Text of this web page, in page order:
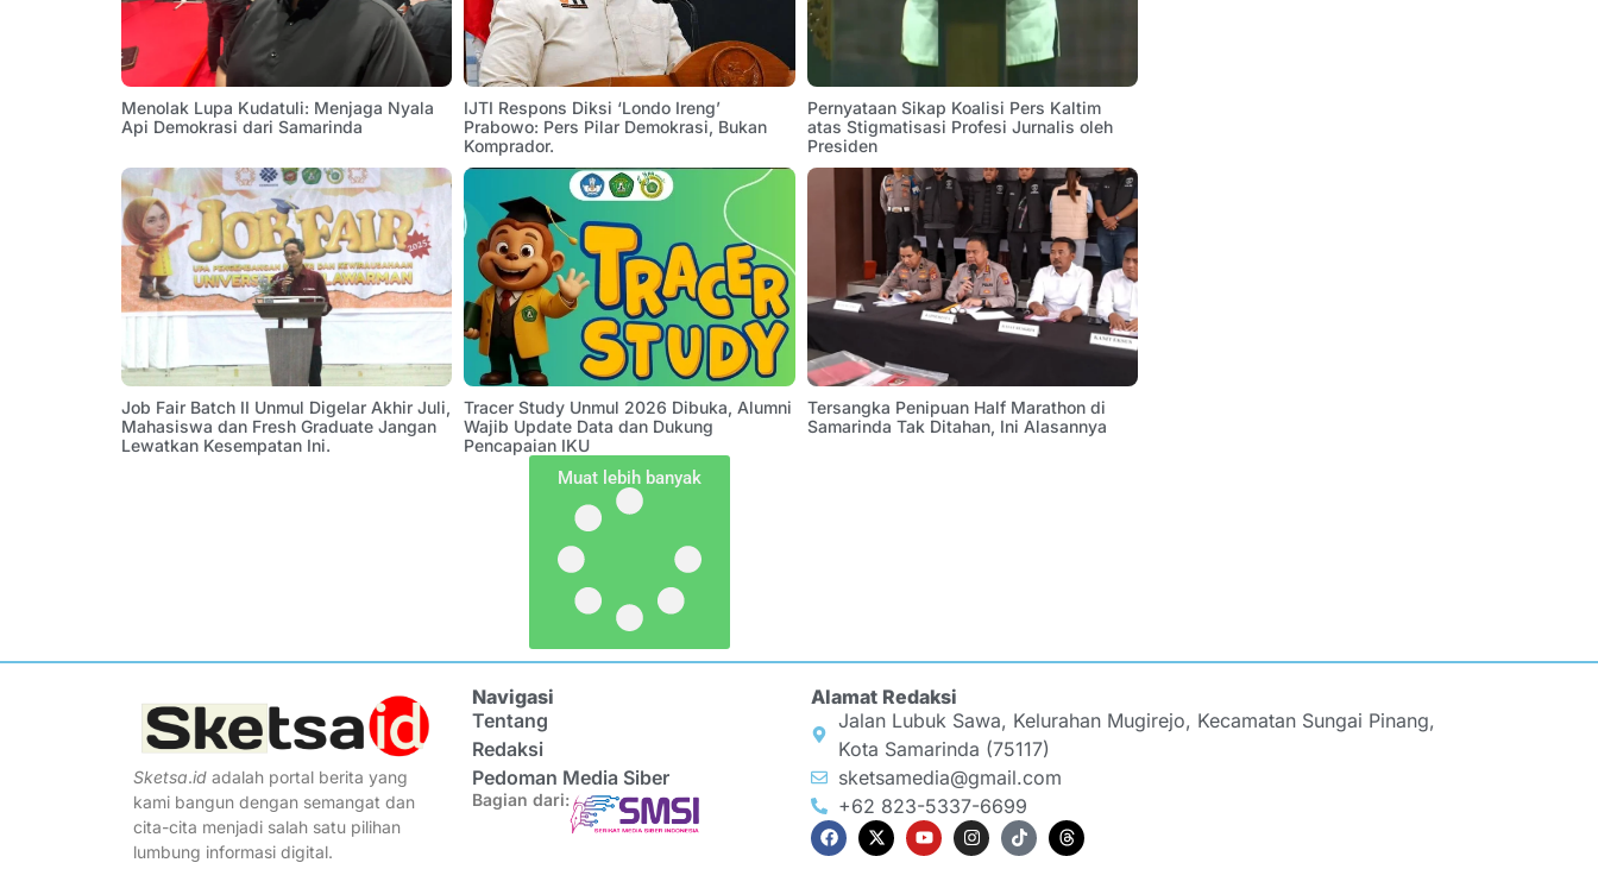
Menolak Lupa Kudatuli: Menjaga Nyala
Api Demokrasi dari Samarinda
IJTI Respons Diksi ‘Londo Ireng’
Prabowo: Pers Pilar Demokrasi, Bukan
Komprador.
Pernyataan Sikap Koalisi Pers Kaltim
atas Stigmatisasi Profesi Jurnalis oleh
Presiden
Job Fair Batch II Unmul Digelar Akhir Juli,
Mahasiswa dan Fresh Graduate Jangan
Lewatkan Kesempatan Ini.
Tracer Study Unmul 2026 Dibuka, Alumni
Wajib Update Data dan Dukung
Pencapaian IKU
Tersangka Penipuan Half Marathon di
Samarinda Tak Ditahan, Ini Alasannya
Muat lebih banyak
Sketsa.id adalah portal berita yang
kami bangun dengan semangat dan
cita-cita menjadi salah satu pilihan
lumbung informasi digital.
Navigasi
Tentang
Redaksi
Pedoman Media Siber
Bagian dari:
Alamat Redaksi
Jalan Lubuk Sawa, Kelurahan Mugirejo, Kecamatan Sungai Pinang,
Kota Samarinda (75117)
sketsamedia@gmail.com
+62 823-5337-6699